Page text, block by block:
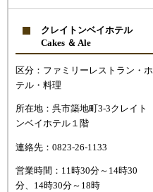
クレイトンベイホテル
Cakes ＆ Ale
区分：ファミリーレストラン・ホ
テル・料理
所在地：呉市築地町3-3クレイト
ンベイホテル１階
連絡先：0823-26-1133
営業時間：11時30分～14時30
分、14時30分～18時